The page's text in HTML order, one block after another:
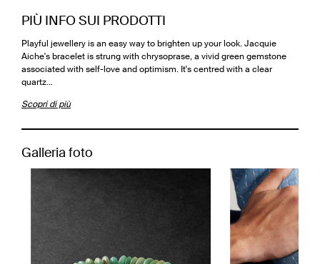
PIÙ INFO SUI PRODOTTI
Playful jewellery is an easy way to brighten up your look. Jacquie
Aiche's bracelet is strung with chrysoprase, a vivid green gemstone
associated with self-love and optimism. It's centred with a clear
quartz…
Scopri di più
Galleria foto